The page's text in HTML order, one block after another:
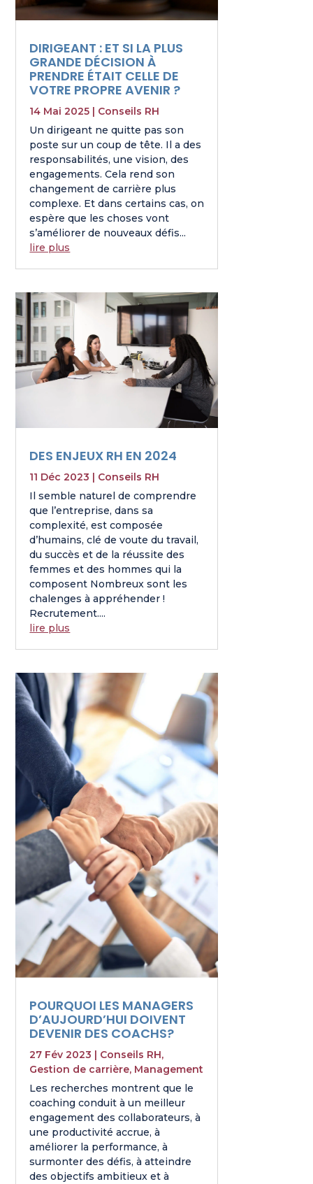
DIRIGEANT : ET SI LA PLUS
GRANDE DÉCISION À
PRENDRE ÉTAIT CELLE DE
VOTRE PROPRE AVENIR ?
14 Mai 2025 | Conseils RH
Un dirigeant ne quitte pas son
poste sur un coup de tête. Il a des
responsabilités, une vision, des
engagements. Cela rend son
changement de carrière plus
complexe. Et dans certains cas, on
espère que les choses vont
s’améliorer de nouveaux défis...
lire plus
DES ENJEUX RH EN 2024
11 Déc 2023 | Conseils RH
Il semble naturel de comprendre
que l’entreprise, dans sa
complexité, est composée
d’humains, clé de voute du travail,
du succès et de la réussite des
femmes et des hommes qui la
composent Nombreux sont les
chalenges à appréhender !
Recrutement....
lire plus
POURQUOI LES MANAGERS
D’AUJOURD’HUI DOIVENT
DEVENIR DES COACHS?
27 Fév 2023 | Conseils RH,
Gestion de carrière, Management
Les recherches montrent que le
coaching conduit à un meilleur
engagement des collaborateurs, à
une productivité accrue, à
améliorer la performance, à
surmonter des défis, à atteindre
des objectifs ambitieux et à